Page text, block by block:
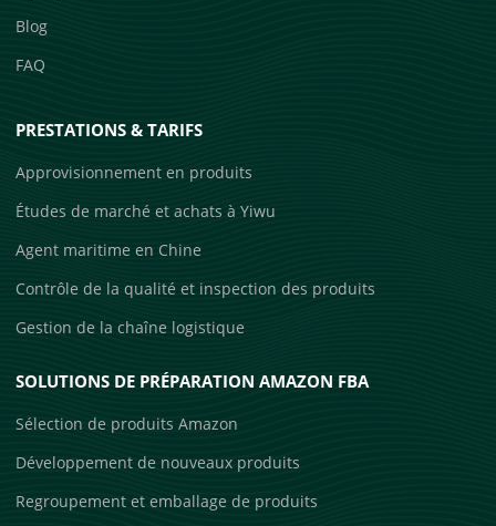
Blog
FAQ
PRESTATIONS & TARIFS
Approvisionnement en produits
Études de marché et achats à Yiwu
Agent maritime en Chine
Contrôle de la qualité et inspection des produits
Gestion de la chaîne logistique
SOLUTIONS DE PRÉPARATION AMAZON FBA
Sélection de produits Amazon
Développement de nouveaux produits
Regroupement et emballage de produits